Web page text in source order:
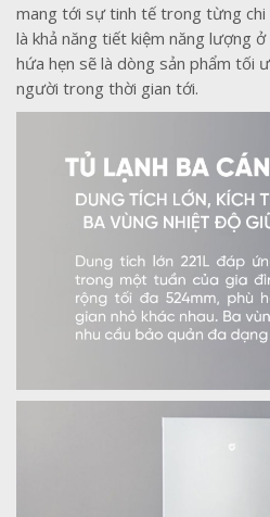
mang tới sự tinh tế trong từng chi
là khả năng tiết kiệm năng lượng
hứa hẹn sẽ là dòng sản phẩm tối
người trong thời gian tới.